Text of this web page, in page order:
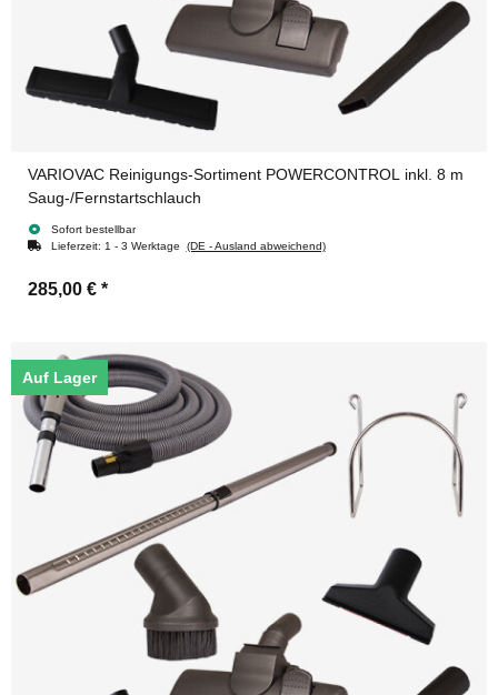
VARIOVAC Reinigungs-Sortiment POWERCONTROL inkl. 8 m
Saug-/Fernstartschlauch
Sofort bestellbar
Lieferzeit: 1 - 3 Werktage (DE - Ausland abweichend)
285,00 € *
Auf Lager